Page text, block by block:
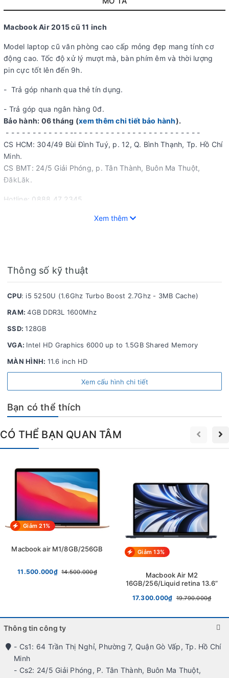
Macbook Air 2015 cũ 11 inch
Model laptop cũ văn phòng cao cấp mỏng đẹp mang tính cơ
động cao. Tốc độ xử lý mượt mà, bàn phím êm và thời lượng
pin cực tốt lên đến 9h.
- Trả góp nhanh qua thẻ tín dụng.
- Trả góp qua ngân hàng 0đ.
Bảo hành: 06 tháng (xem thêm chi tiết bảo hành).
- - - - - - - - - - - - -- - - - - - - - - - - - - - - - - - - - - - - -
CS HCM: 304/49 Bùi Đình Tuý, p. 12, Q. Bình Thạnh, Tp. Hồ Chí
Minh.
CS BMT: 24/5 Giải Phóng, p. Tân Thành, Buôn Ma Thuột,
ĐăkLăk.
Hotline: 0888 47 2345.
Laptop Gia Thụy, chuyên mua bán Macbook Air 2015 cũ 11 inch,
Xem thêm
Thông số kỹ thuật
CPU: i5 5250U (1.6Ghz Turbo Boost 2.7Ghz - 3MB Cache)
RAM:4GB DDR3L 1600Mhz
SSD:128GB
VGA: Intel HD Graphics 6000 up to 1.5GB Shared Memory
MÀN HÌNH: 11.6 inch HD
Xem cấu hình chi tiết
Bạn có thể thích
CÓ THỂ BẠN QUAN TÂM
Giảm 21%
Macbook air M1/8GB/256GB
11.500.000₫ 14.500.000₫
Giảm 13%
Macbook Air M2
16GB/256/Liquid retina 13.6”
17.300.000₫ 19.790.000₫
Thông tin công ty
- Cs1: 64 Trần Thị Nghỉ, Phường 7, Quận Gò Vấp, Tp. Hồ Chí
Minh
- Cs2: 24/5 Giải Phóng, P. Tân Thành, Buôn Ma Thuột,